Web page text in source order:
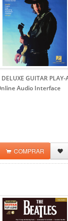
GUITAR
Audio Interface
COMPRAR